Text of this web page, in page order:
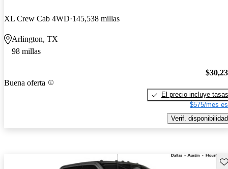
XL Crew Cab 4WD 145,538 millas
Arlington, TX
98 millas
Buena oferta
El precio incluye tasas
$575/mes
Verif. disponibilidad